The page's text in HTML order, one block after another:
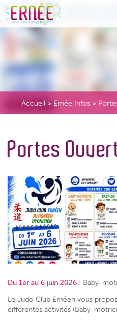
Accueil > Ernée Infos >
Portes
Du 1er au 6 juin 2026 : Baby-
Le Judo Club Ernéen vous
différentes activités (Baby-